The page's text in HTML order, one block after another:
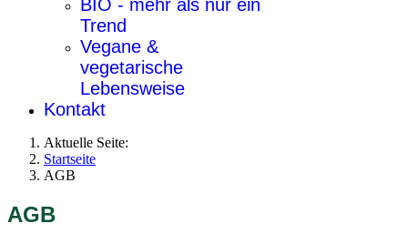
BIO - mehr als nur ein
Trend
Vegane &
vegetarische
Lebensweise
Kontakt
Aktuelle Seite:
Startseite
AGB
AGB